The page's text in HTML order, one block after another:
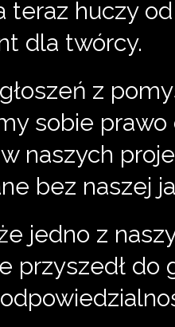
huczy
dla twórcy.
z
sobie
naszych
bez naszej
jedno z
do